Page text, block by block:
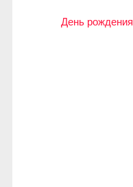
День рождения